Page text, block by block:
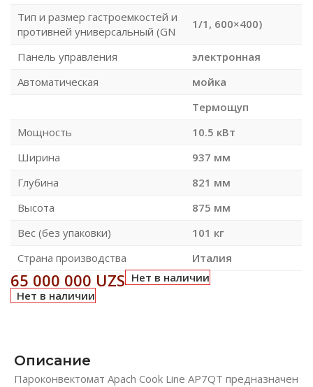
Тип и размер гастроемкостей и
противней универсальный (GN
1/1, 600×400)
Панель управления
электронная
Автоматическая
мойка
Термощуп
Мощность
10.5 кВт
Ширина
937 мм
Глубина
821 мм
Высота
875 мм
Вес (без упаковки)
101 кг
Страна производства
Италия
65 000 000 UZS Нет в наличии
Нет в наличии
Описание
Пароконвектомат Apach Cook Line AP7QT предназначен